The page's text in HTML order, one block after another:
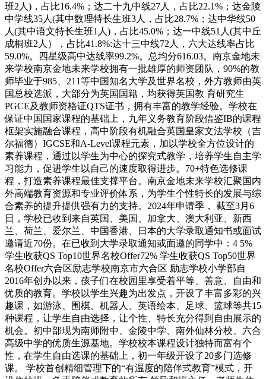
班2人)，占比16.4%；达二十九中线27人，占比22.1%；达金陵
中学线35人(其中数理特长生班3人，占比28.7%；达中华线50
人(其中语文特长生班1人)，占比45.0%；达一中线51人(其中丘
成桐班2人），占比41.8%:达十三中线72人，六大达线率占比
59.0%。四星级高中达线率99.2%。总均分616.03。南京金地未
来学校南京金地未来学校拥有一批雄厚的师资团队，90%的教
师毕业于985、211等中国知名大学及世界名校，外方教师由英
国总校选派，大部分为英国国籍，均获得英国教 育研究生
PGCE及教师资格证QTS证书，拥有丰富的教学经验。学校在
保证中国国家课程的基础上，九年义务教育阶段借鉴IB的课程
框架实施融合课程，高中阶段有机融合英国皇家文法学校（吉
尔福德）IGCSE和A-Level课程元素，加以学校全方位设计的
素养课程，通过以学生为中心的探究式教学，培养学生自主学
习能力，促进学生以自己的速度取得进步。70+特色选修课
程，打造素养课程最佳支撑平台。南京金地未来学校汇聚国内
外高端教育资源和专业评价体系，为学生个性特长的发展与综
合素养的提升提供强有力的支持。2024年申请季， 截至3月6
日，学校已收到来自英国、美国、加拿大、澳大利亚、新西
兰、荷兰、爱尔兰、中国香港、日本的大学录取通知书或面试
邀请近70份。在已收到大学录取通知或面邀的同学中：4 5%
学生收获QS Top10世界名校Offer72% 学生收获QS Top50世界
名校Offer六合区励志学校南京市六合区 励志学校小学部自
2016年创办以来，孩子们在校园里享受着平等、善意、自由和
优质的教育。学校以学生兴趣为出发点，开设了丰富多彩的兴
趣课，如游泳、围棋、机器人、英语绘本、足球、篮球等共15
种课程，让学生自由选择，让个性、特长充分得到自由展示的
机会。初中部现为南师附中、金陵中学、南外仙林分校、六合
高级中学的优质生源基地。学校校本课程设计独特而富有个
性，在学生自由选课的基础上，初一年级开设了20多门选修
课。 学校首创精细管理下的“有温度的陪伴式教育”模式，开